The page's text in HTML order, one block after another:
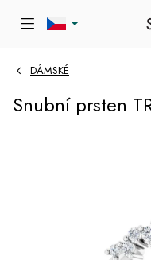
DÁMSKÉ
Snubní prsten